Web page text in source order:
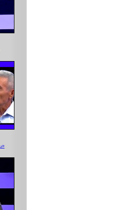
دو دیواره‌نورد فرانسوی و «ابراهیم نوتاش»